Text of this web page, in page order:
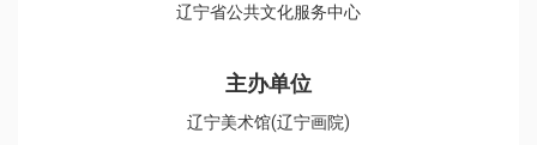
辽宁省公共文化服务中心
主办单位
辽宁美术馆(辽宁画院)